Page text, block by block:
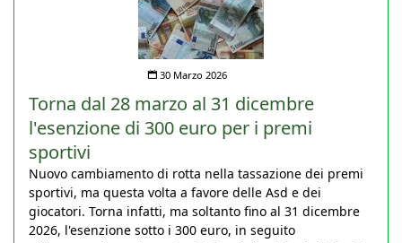
30 Marzo 2026
Torna dal 28 marzo al 31 dicembre
l'esenzione di 300 euro per i premi
sportivi
Nuovo cambiamento di rotta nella tassazione dei premi
sportivi, ma questa volta a favore delle Asd e dei
giocatori. Torna infatti, ma soltanto fino al 31 dicembre
2026, l'esenzione sotto i 300 euro, in seguito